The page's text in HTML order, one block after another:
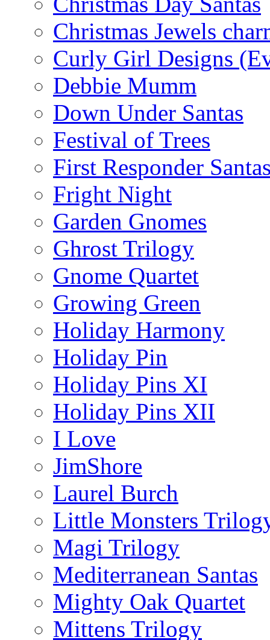
Christmas Jewels
Curly Girl Designs
Debbie Mumm
Down Under Santas
Festival of Trees
First Responder
Fright Night
Garden Gnomes
Ghrost Trilogy
Gnome Quartet
Growing Green
Holiday Harmony
Holiday Pin
Holiday Pins XI
Holiday Pins XII
I Love
JimShore
Laurel Burch
Little Monsters
Magi Trilogy
Mediterranean Santas
Mighty Oak Quartet
Mittens Trilogy